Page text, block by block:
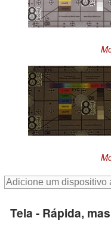
Tela - Rápida,